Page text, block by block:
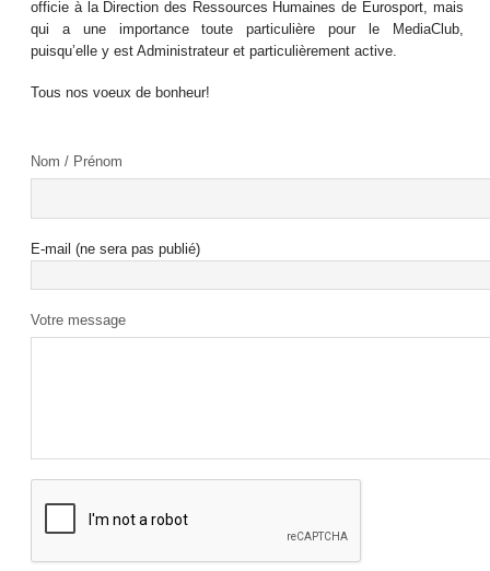
officie à la Direction des Ressources Humaines de Eurosport, mais
qui a une importance toute particulière pour le MediaClub,
puisqu’elle y est Administrateur et particulièrement active.
Tous nos voeux de bonheur!
Nom / Prénom
E-mail (ne sera pas publié)
Votre message